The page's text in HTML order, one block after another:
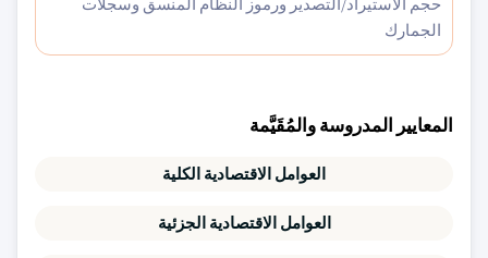
حجم الاستيراد/التصدير ورموز النظام المنسق وسجلات
الجمارك
المعايير المدروسة والمُقَيَّمة
العوامل الاقتصادية الكلية
العوامل الاقتصادية الجزئية